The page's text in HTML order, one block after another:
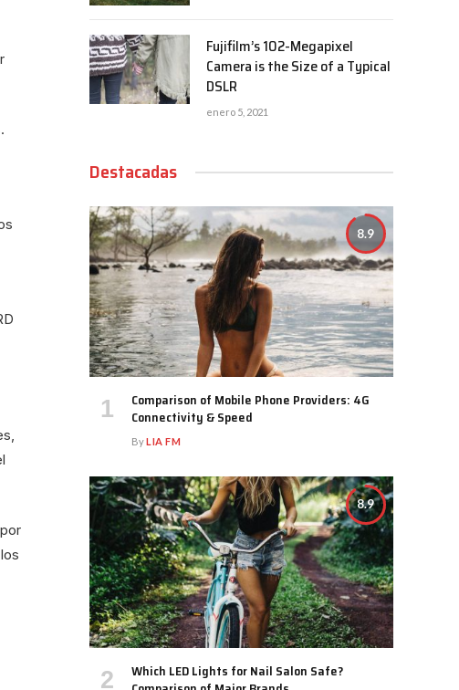
Fujifilm’s 102-Megapixel
Camera is the Size of a Typical
DSLR
enero 5, 2021
Destacadas
8.9
Comparison of Mobile Phone Providers: 4G
Connectivity & Speed
ByLIA FM
8.9
Which LED Lights for Nail Salon Safe?